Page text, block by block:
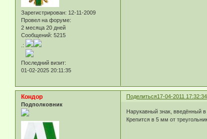
Зарегистрирован: 12-11-2009
Провел на форуме:
2 месяца 20 дней
Сообщений: 5215
.:
Последний визит:
01-02-2025 20:11:35
Поделиться17-04-2011 17:32:34
Кондор
Подполковник
Нарукавный знак, введённый
Крепится в 5 мм от